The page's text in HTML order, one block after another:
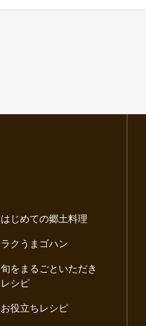
はじめての郷土料理
ラクうまゴハン
旬をまるごといただき
レシピ
お役立ちレシピ